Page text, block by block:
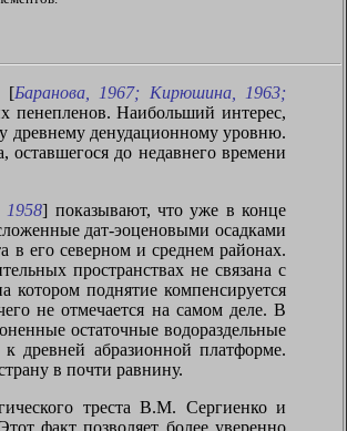
[Баранова, 1967; Кирюшина, 1963;
пенепленов. Наибольший интерес,
древнему денудационному уровню.
оставшегося до недавнего времени
1958] показывают, что уже в конце
дат-эоценовыми осадками
его северном и среднем районах.
пространствах не связана с
котором поднятие компенсируется
не отмечается на самом деле. В
остаточные водораздельные
древней абразионной платформе.
в почти равнину.
треста В.М. Сергиенко и
факт позволяет более уверенно